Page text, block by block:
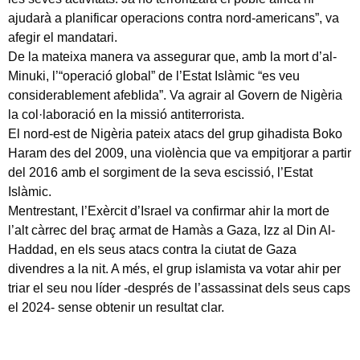
ajudarà a planificar operacions contra nord-americans”, va
afegir el mandatari.
De la mateixa manera va assegurar que, amb la mort d’al-
Minuki, l’“operació global” de l’Estat Islàmic “es veu
considerablement afeblida”. Va agrair al Govern de Nigèria
la col·laboració en la missió antiterrorista.
El nord-est de Nigèria pateix atacs del grup gihadista Boko
Haram des del 2009, una violència que va empitjorar a partir
del 2016 amb el sorgiment de la seva escissió, l’Estat
Islàmic.
Mentrestant, l’Exèrcit d’Israel va confirmar ahir la mort de
l’alt càrrec del braç armat de Hamàs a Gaza, Izz al Din Al-
Haddad, en els seus atacs contra la ciutat de Gaza
divendres a la nit. A més, el grup islamista va votar ahir per
triar el seu nou líder -després de l’assassinat dels seus caps
el 2024- sense obtenir un resultat clar.